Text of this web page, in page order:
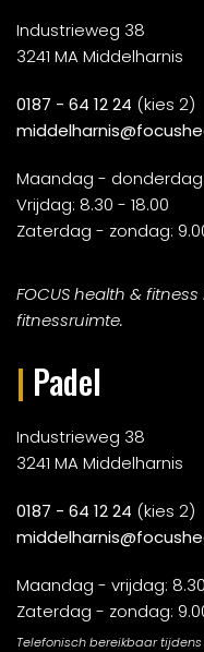
Industrieweg 38
3241 MA Middelharnis
0187 - 64 12 24 (kies 2)
Maandag - donderdag:
Vrijdag: 8.30 - 18.00
Zaterdag - zondag:
FOCUS health &
fitnessruimte.
| Padel
Industrieweg 38
3241 MA Middelharnis
0187 - 64 12 24 (kies 2)
Maandag - vrijdag:
Zaterdag - zondag:
Telefonisch bereikbaar